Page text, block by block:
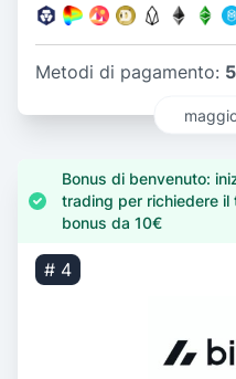
Metodi di pagamento: 5
Bonus di benvenuto:
trading per richiedere il
bonus da 10€
# 4